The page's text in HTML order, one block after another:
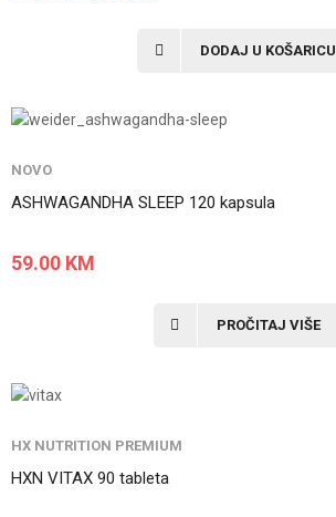
DODAJ U KOŠARICU
NOVO
ASHWAGANDHA SLEEP 120 kapsula
59.00 KM
PROČITAJ VIŠE
HX NUTRITION PREMIUM
HXN VITAX 90 tableta